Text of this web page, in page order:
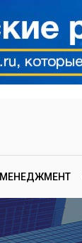
МЕНЕДЖМЕНТ